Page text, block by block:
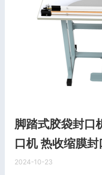
脚踏式胶袋封口
口机 热收缩膜
2024-10-23